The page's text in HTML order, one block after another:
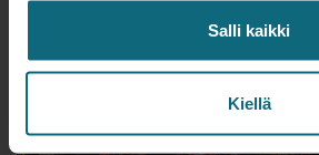
Salli kaikki
Kiellä